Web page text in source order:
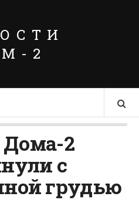
2
2
с
грудью